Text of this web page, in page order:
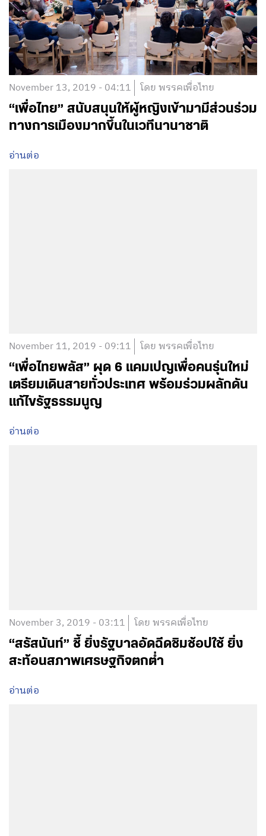
November 13, 2019 - 04:11 โดย พรรคเพื่อไทย
“เพื่อไทย” สนับสนุนให้ผู้หญิงเข้ามามีส่วนร่วม
ทางการเมืองมากขึ้นในเวทีนานาชาติ
อ่านต่อ
November 11, 2019 - 09:11 โดย พรรคเพื่อไทย
“เพื่อไทยพลัส” ผุด 6 แคมเปญเพื่อคนรุ่นใหม่
เตรียมเดินสายทั่วประเทศ พร้อมร่วมผลักดัน
แก้ไขรัฐธรรมนูญ
อ่านต่อ
November 3, 2019 - 03:11 โดย พรรคเพื่อไทย
“สรัสนันท์” ชี้ ยิ่งรัฐบาลอัดฉีดชิมช้อปใช้ ยิ่ง
สะท้อนสภาพเศรษฐกิจตกต่ำ
อ่านต่อ